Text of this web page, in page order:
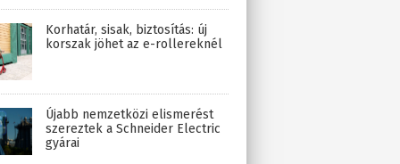
Korhatár, sisak, biztosítás: új
korszak jöhet az e-rollereknél
Újabb nemzetközi elismerést
szereztek a Schneider Electric
gyárai